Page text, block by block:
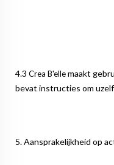
4.3 Crea B'ellemaakt
bevat instructies om
5. Aansprakelijkheid op